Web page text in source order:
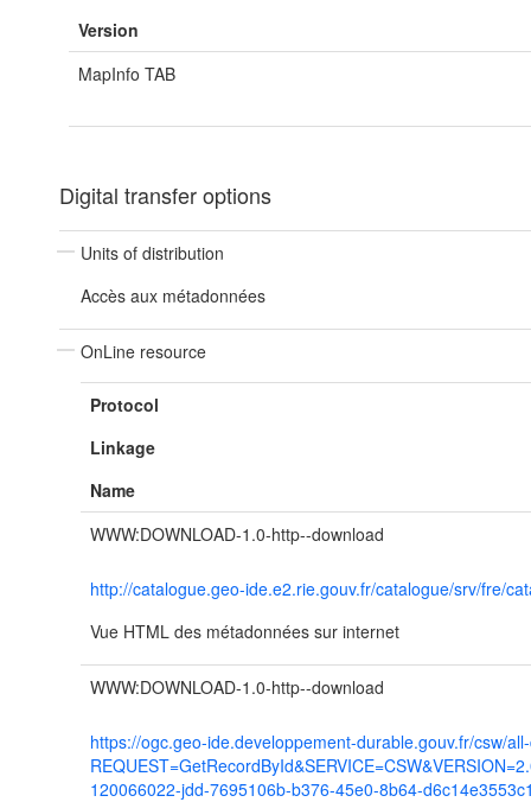
Version
MapInfo TAB
Digital transfer options
Units of distribution
Accès aux métadonnées
OnLine resource
Protocol
Linkage
Name
WWW:DOWNLOAD-1.0-http--download
http://catalogue.geo-ide.e2.rie.gouv.fr/catalogue/srv/fre/
Vue HTML des métadonnées sur internet
WWW:DOWNLOAD-1.0-http--download
https://ogc.geo-ide.developpement-durable.gouv.fr/csw/
120066022-jdd-7695106b-b376-45e0-8b64-